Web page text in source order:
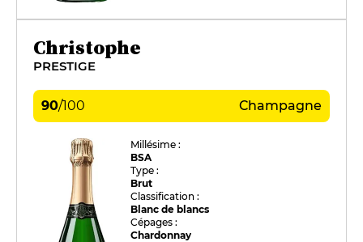
Christophe
PRESTIGE
90/100 Champagne
Millésime :
BSA
Type :
Brut
Classification :
Blanc de blancs
Cépages :
Chardonnay